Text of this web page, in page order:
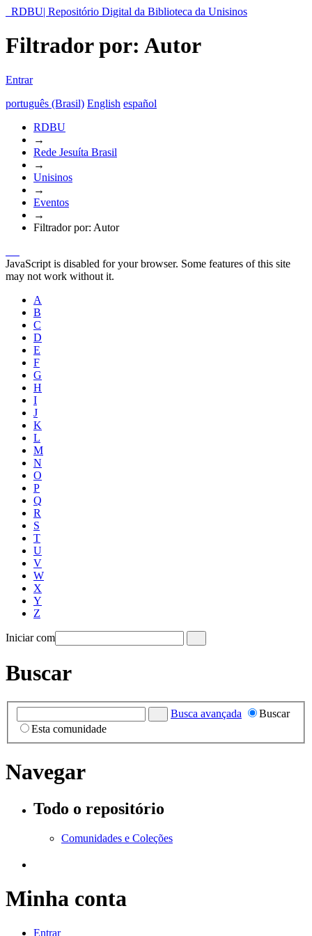
RDBU| Repositório Digital da Biblioteca da Unisinos
Filtrador por: Autor
Entrar
português (Brasil) English español
RDBU
→
Rede Jesuíta Brasil
→
Unisinos
→
Eventos
→
Filtrador por: Autor
JavaScript is disabled for your browser. Some features of this site
may not work without it.
A
B
C
D
E
F
G
H
I
J
K
L
M
N
O
P
Q
R
S
T
U
V
W
X
Y
Z
Iniciar com
Buscar
Busca avançada
Buscar
Esta comunidade
Navegar
Todo o repositório
Comunidades e Coleções
Minha conta
Entrar